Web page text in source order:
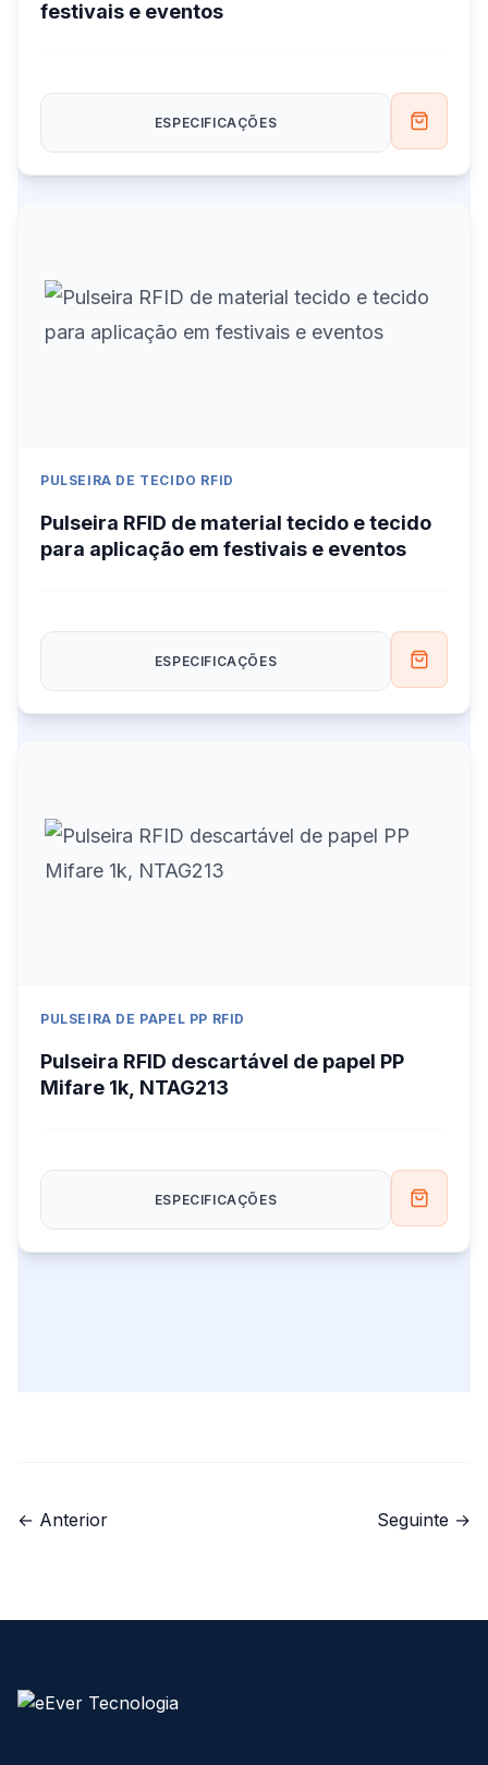
festivais e eventos
ESPECIFICAÇÕES
PULSEIRA DE TECIDO RFID
Pulseira RFID de material tecido e tecido
para aplicação em festivais e eventos
ESPECIFICAÇÕES
PULSEIRA DE PAPEL PP RFID
Pulseira RFID descartável de papel PP
Mifare 1k, NTAG213
ESPECIFICAÇÕES
← Anterior Seguinte →